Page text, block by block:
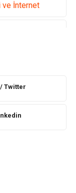
ve İnternet
Twitter